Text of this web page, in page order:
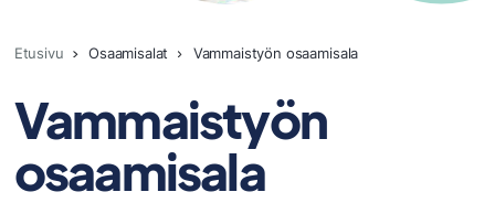
Etusivu Osaamisalat Vammaistyön osaamisala
Vammaistyön
osaamisala